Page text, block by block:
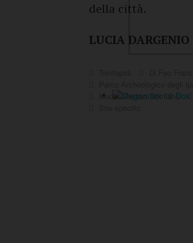
della città.
LUCIA DARGENIO
Muoio Cosimo Damiano